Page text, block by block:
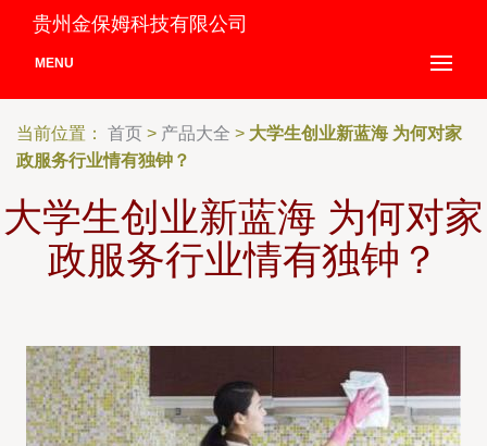
贵州金保姆科技有限公司
MENU
当前位置： 首页 > 产品大全 > 大学生创业新蓝海 为何对家
政服务行业情有独钟？
大学生创业新蓝海 为何对家
政服务行业情有独钟？